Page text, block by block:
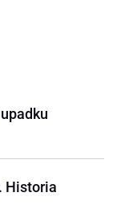
Historia